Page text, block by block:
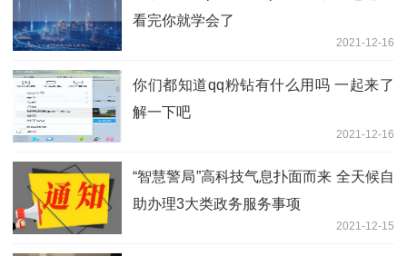
看完你就学会了
2021-12-16
你们都知道qq粉钻有什么用吗 一起来了
解一下吧
2021-12-16
“智慧警局”高科技气息扑面而来 全天候自
助办理3大类政务服务事项
2021-12-15